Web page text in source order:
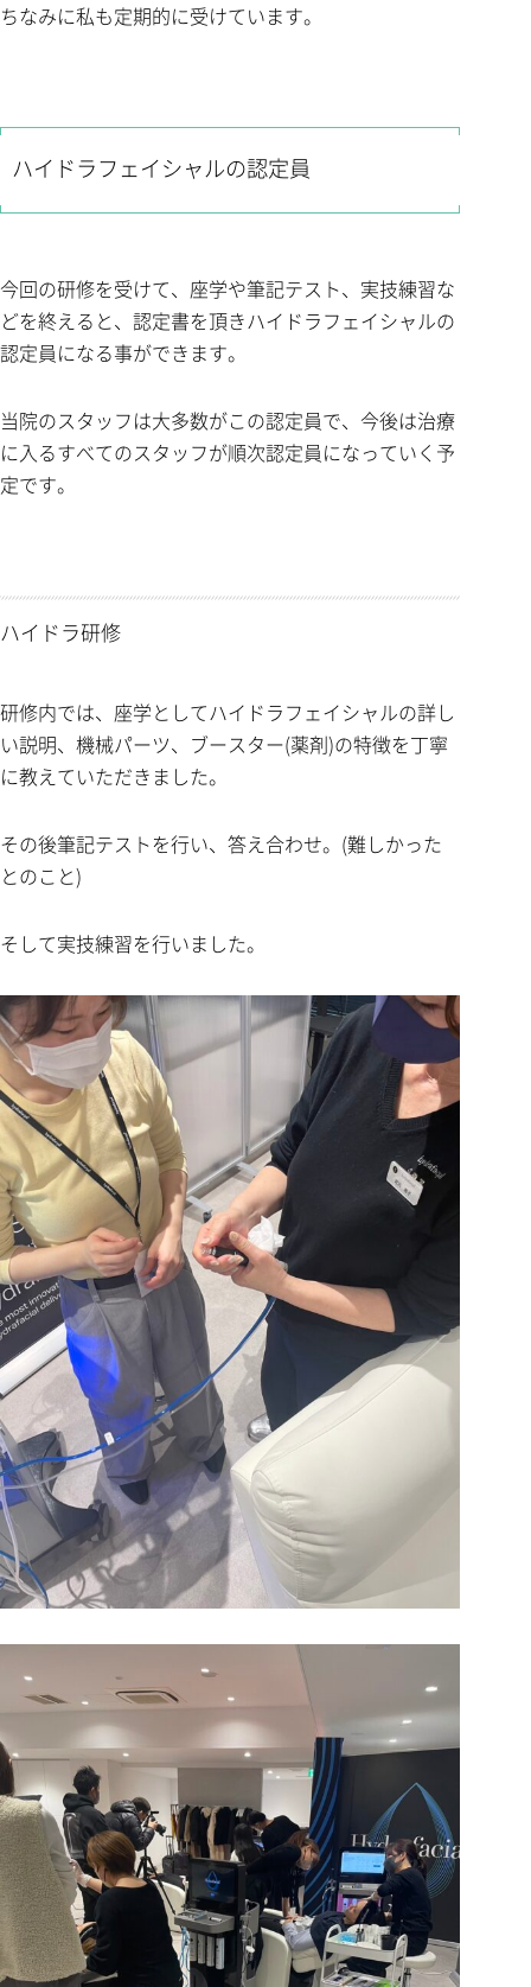
ちなみに私も定期的に受けています。
ハイドラフェイシャルの認定員
今回の研修を受けて、座学や筆記テスト、実技練習な
どを終えると、認定書を頂きハイドラフェイシャルの
認定員になる事ができます。
当院のスタッフは大多数がこの認定員で、今後は治療
に入るすべてのスタッフが順次認定員になっていく予
定です。
ハイドラ研修
研修内では、座学としてハイドラフェイシャルの詳し
い説明、機械パーツ、ブースター(薬剤)の特徴を丁寧
に教えていただきました。
その後筆記テストを行い、答え合わせ。(難しかった
とのこと)
そして実技練習を行いました。